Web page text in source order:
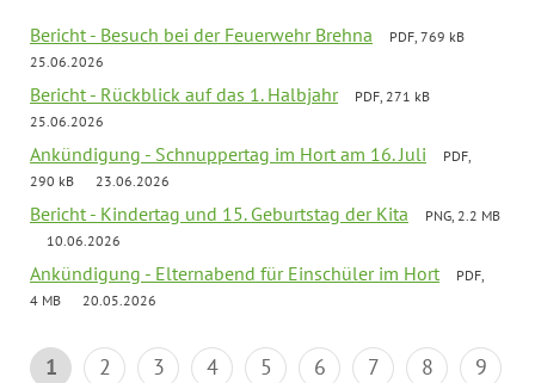
Bericht - Besuch bei der Feuerwehr Brehna
PDF, 769 kB
25.06.2026
Bericht - Rückblick auf das 1. Halbjahr
PDF, 271 kB
25.06.2026
Ankündigung - Schnuppertag im Hort am 16. Juli
PDF,
290 kB
23.06.2026
Bericht - Kindertag und 15. Geburtstag der Kita
PNG, 2.2 MB
10.06.2026
Ankündigung - Elternabend für Einschüler im Hort
PDF,
4 MB
20.05.2026
1 2 3 4 5 6 7 8
9